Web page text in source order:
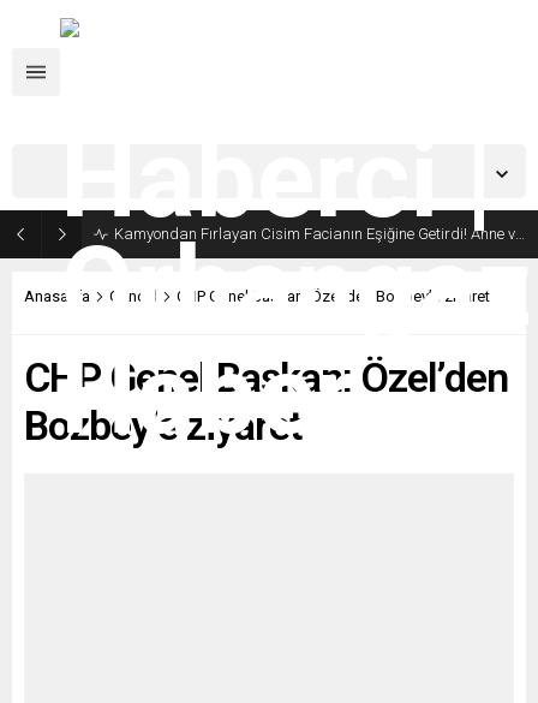
Kamyondan Fırlayan Cisim Facianın Eşiğine Getirdi! Anne ve Bebeği Son Anda Kurtuldu
Anasayfa Güncel CHP Genel Başkanı Özel’den Bozbey’e ziyaret
CHP Genel Başkanı Özel’den
Bozbey’e ziyaret